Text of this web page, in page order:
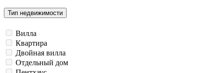
Тип недвижимости
Вилла
Квартира
Двойная вилла
Отдельный дом